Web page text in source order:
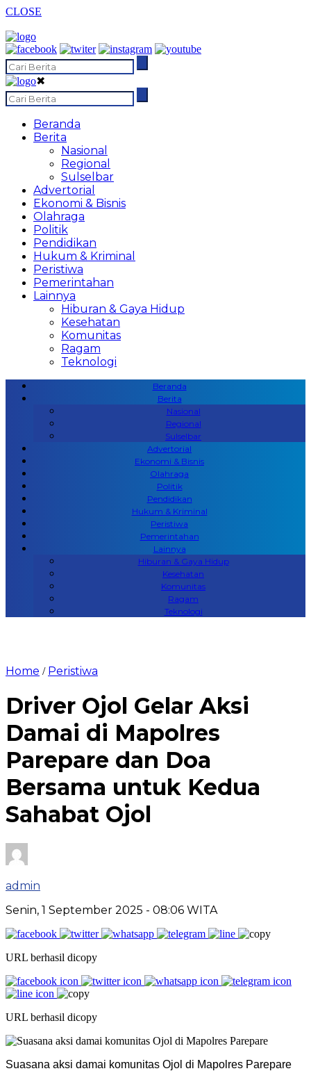
CLOSE
✖
Beranda
Berita
Nasional
Regional
Sulselbar
Advertorial
Ekonomi & Bisnis
Olahraga
Politik
Pendidikan
Hukum & Kriminal
Peristiwa
Pemerintahan
Lainnya
Hiburan & Gaya Hidup
Kesehatan
Komunitas
Ragam
Teknologi
Beranda
Berita
Nasional
Regional
Sulselbar
Advertorial
Ekonomi & Bisnis
Olahraga
Politik
Pendidikan
Hukum & Kriminal
Peristiwa
Pemerintahan
Lainnya
Hiburan & Gaya Hidup
Kesehatan
Komunitas
Ragam
Teknologi
Home / Peristiwa
Driver Ojol Gelar Aksi
Damai di Mapolres
Parepare dan Doa
Bersama untuk Kedua
Sahabat Ojol
admin
Senin, 1 September 2025 - 08:06 WITA
URL berhasil dicopy
URL berhasil dicopy
Suasana aksi damai komunitas Ojol di Mapolres Parepare